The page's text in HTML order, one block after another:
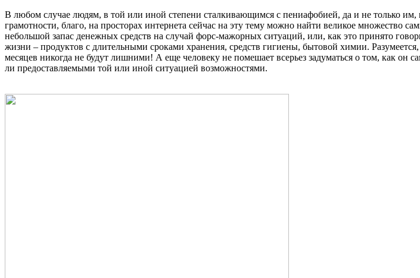
В любом случае людям, в той или иной степени сталкивающимся с пениафобией, да и не только им,
грамотности, благо, на просторах интернета сейчас на эту тему можно найти великое множество
небольшой запас денежных средств на случай форс-мажорных ситуаций, или, как это принято
жизни – продуктов с длительными сроками хранения, средств гигиены, бытовой химии.
месяцев никогда не будут лишними! А еще человеку не помешает всерьез задуматься о том, как он
ли предоставляемыми той или иной ситуацией возможностями.